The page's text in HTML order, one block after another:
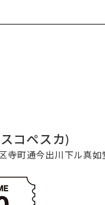
コペスカ)
寺町通今出川下ル真